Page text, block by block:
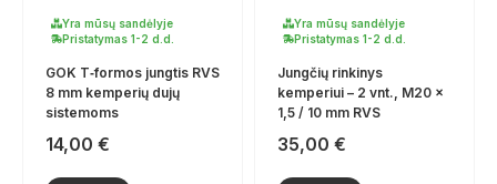
Yra mūsų sandėlyje
Pristatymas 1-2 d.d.
GOK T‑formos jungtis RVS
8 mm kemperių dujų
sistemoms
14,00 €
Yra mūsų sandėlyje
Pristatymas 1-2 d.d.
Jungčių rinkinys
kemperiui – 2 vnt., M20 ×
1,5 / 10 mm RVS
35,00 €